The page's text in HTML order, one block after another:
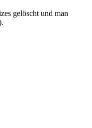
gelöscht und man